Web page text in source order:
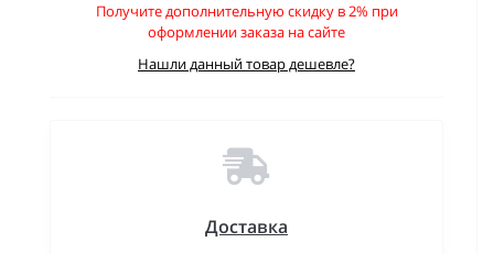
Получите дополнительную скидку в 2% при
оформлении заказа на сайте
Нашли данный товар дешевле?
Доставка